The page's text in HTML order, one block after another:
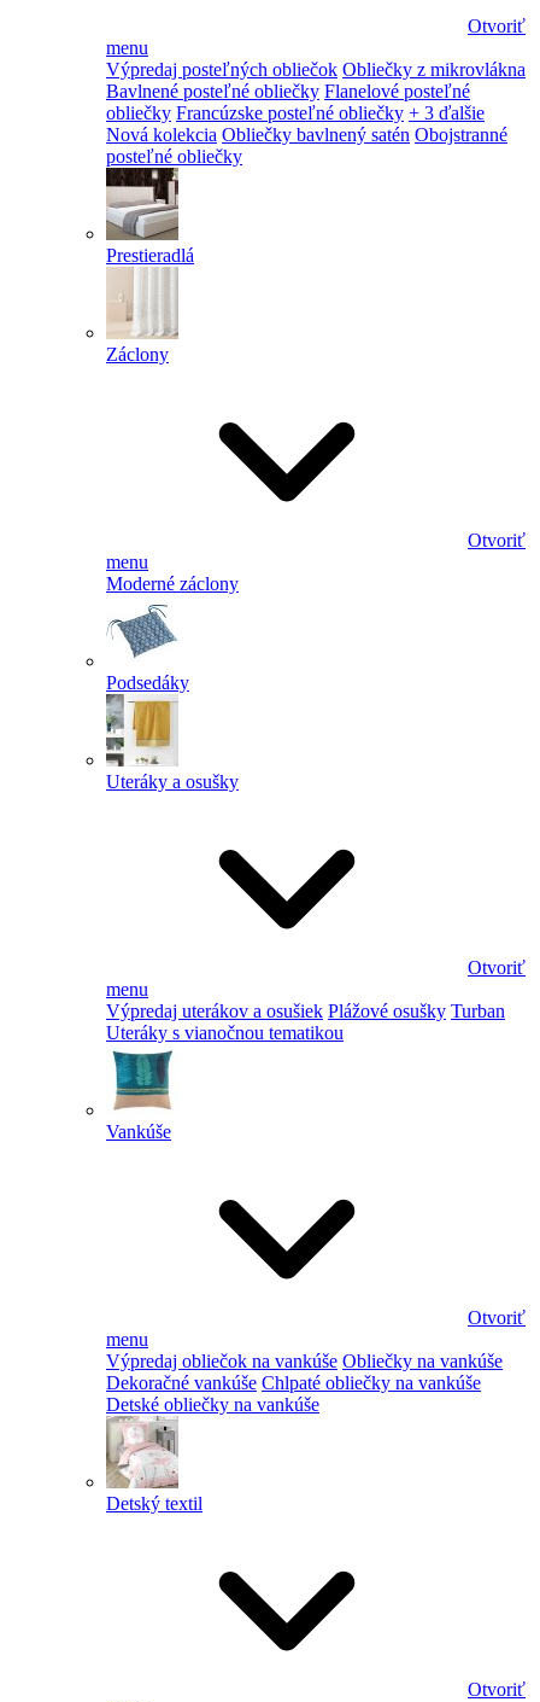
Otvoriť
menu
Výpredaj posteľných obliečok Obliečky z mikrovlákna
Bavlnené posteľné obliečky Flanelové posteľné
obliečky Francúzske posteľné obliečky + 3 ďalšie
Nová kolekcia Obliečky bavlnený satén Obojstranné
posteľné obliečky
Prestieradlá
Záclony
Otvoriť
menu
Moderné záclony
Podsedáky
Uteráky a osušky
Otvoriť
menu
Výpredaj uterákov a osušiek Plážové osušky Turban
Uteráky s vianočnou tematikou
Vankúše
Otvoriť
menu
Výpredaj obliečok na vankúše Obliečky na vankúše
Dekoračné vankúše Chlpaté obliečky na vankúše
Detské obliečky na vankúše
Detský textil
Otvoriť